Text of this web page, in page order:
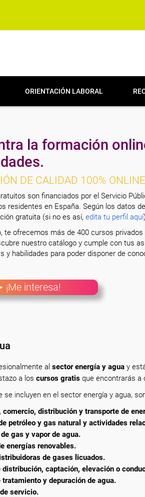
ORIENTACIÓN LABORAL
la formación
DE CALIDAD 100%
son financiados por el Servicio
residentes en España. Según los datos
gratuita (si no es así, edita tu perfil aquí
te ofrecemos más de 400 cursos
nuestro catálogo y cumple con tus
y habilidades para poder disponer de
¡Me interesa!
al sector energía y agua y
a los cursos gratis que encontrarás a
se incluyen en el sector energía y agua,
comercio, distribución y transporte de
petróleo y gas natural y actividades
gas y vapor de agua.
energías renovables.
de gases licuados.
distribución, captación, elevación o
tratamiento y depuración de agua.
servicio.